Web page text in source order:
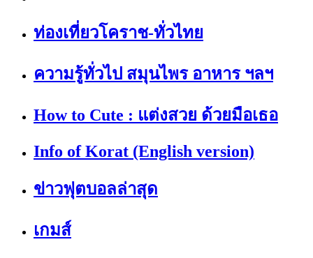
ท่องเที่ยวโคราช-ทั่วไทย
ความรู้ทั่วไป สมุนไพร อาหาร ฯลฯ
How to Cute : แต่งสวย ด้วยมือเธอ
Info of Korat (English version)
ข่าวฟุตบอลล่าสุด
เกมส์